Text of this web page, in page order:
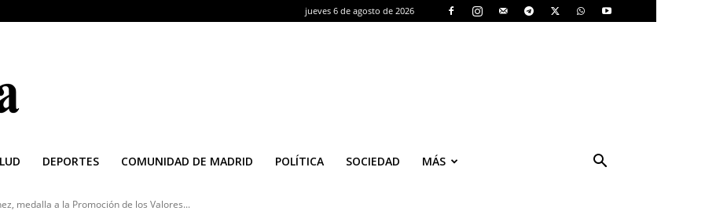
jueves 6 de agosto de 2026
DEPORTES COMUNIDAD DE MADRID POLÍTICA SOCIEDAD MÁS
medalla a la Promoción de los Valores...